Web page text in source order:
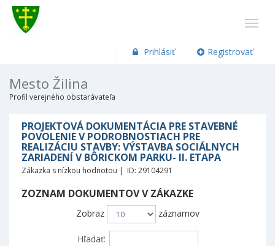
Prihlásiť Registrovať
Mesto Žilina
Profil verejného obstarávateľa
PROJEKTOVÁ DOKUMENTÁCIA PRE STAVEBNÉ
POVOLENIE V PODROBNOSTIACH PRE
REALIZÁCIU STAVBY: VÝSTAVBA SOCIÁLNYCH
ZARIADENÍ V BÔRICKOM PARKU- II. ETAPA
Zákazka s nízkou hodnotou | ID: 29104291
ZOZNAM DOKUMENTOV V ZÁKAZKE
Zobraz záznamov
Hľadať: